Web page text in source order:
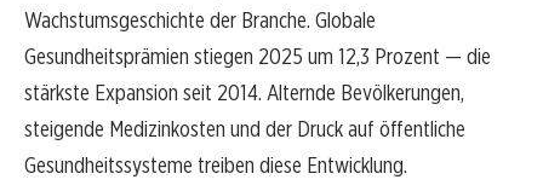
Wachstumsgeschichte der Branche. Globale
Gesundheitsprämien stiegen 2025 um 12,3 Prozent — die
stärkste Expansion seit 2014. Alternde Bevölkerungen,
steigende Medizinkosten und der Druck auf öffentliche
Gesundheitssysteme treiben diese Entwicklung.